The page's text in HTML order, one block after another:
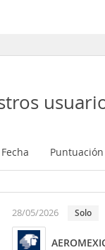
Fecha Puntuación
28/05/2026 Solo